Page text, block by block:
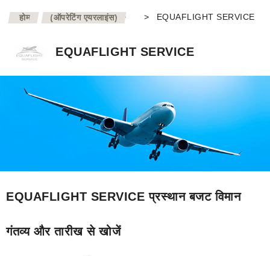
होम >
(ऑपरेटिंग एयरलाइंस) > EQUAFLIGHT SERVICE
EQUAFLIGHT SERVICE
EQUAFLIGHT SERVICE प्रस्थान बजट विमान
गंतव्य और तारीख से खोजें